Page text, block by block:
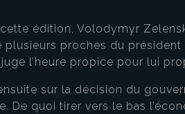
édition, Volodymyr
plusieurs proches du
l’heure propice pour lui
sur la décision du
De quoi tirer vers le bas